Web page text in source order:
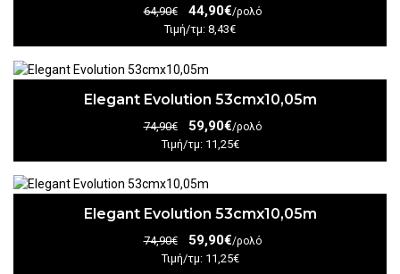
64,90€ 44,90€/ρολό
Τιμή/τμ: 8,43€
Elegant Evolution 53cmx10,05m
74,90€ 59,90€/ρολό
Τιμή/τμ: 11,25€
Elegant Evolution 53cmx10,05m
74,90€ 59,90€/ρολό
Τιμή/τμ: 11,25€